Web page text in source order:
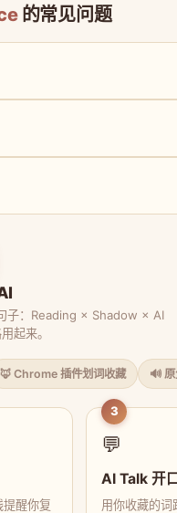
的常见问题
子：Reading × Shadow × AI
起来。
🦊 Chrome 插件划词收藏 🔊
提醒你复
3
💬
AI Talk 开
用你收藏的词